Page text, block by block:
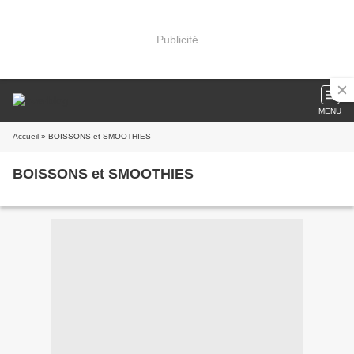
Publicité
MENU
Accueil » BOISSONS et SMOOTHIES
BOISSONS et SMOOTHIES